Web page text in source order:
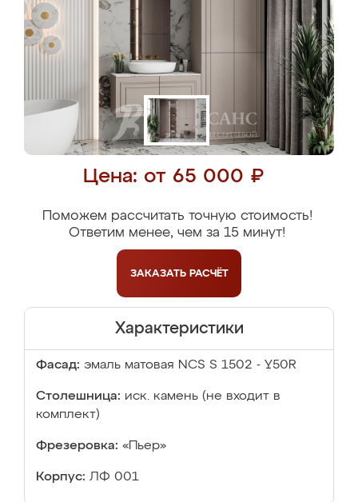
Цена: от 65 000 ₽
Поможем рассчитать точную стоимость!
Ответим менее, чем за 15 минут!
ЗАКАЗАТЬ РАСЧЁТ
Характеристики
Фасад: эмаль матовая NCS S 1502 - Y50R
Столешница: иск. камень (не входит в
комплект)
Фрезеровка: «Пьер»
Корпус: ЛФ 001